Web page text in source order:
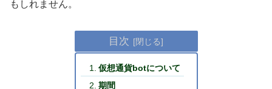
もしれません。
目次
仮想通貨botについて
期間